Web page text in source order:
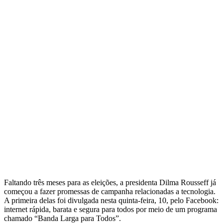
Faltando três meses para as eleições, a presidenta Dilma Rousseff já
começou a fazer promessas de campanha relacionadas a tecnologia.
A primeira delas foi divulgada nesta quinta-feira, 10, pelo Facebook:
internet rápida, barata e segura para todos por meio de um programa
chamado “Banda Larga para Todos”.